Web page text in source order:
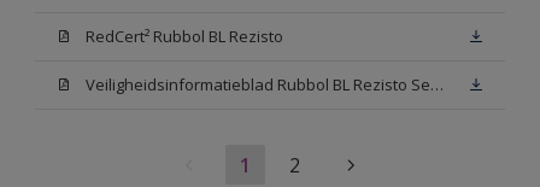
RedCert² Rubbol BL Rezisto
Veiligheidsinformatieblad Rubbol BL Rezisto Semi-Gloss N00 (MSDS)
1 2